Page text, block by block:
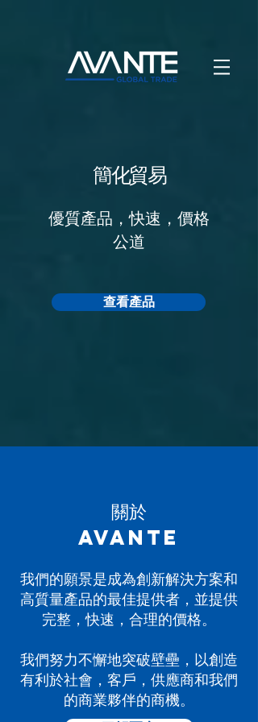
簡化貿易
優質產品，快速，價格
公道
查看產品
關於
​AVANTE
我們的願景是成為創新解決方案和
高質量產品的最佳提供者，並提供
完整，快速，合理的價格。
我們努力不懈地突破壁壘，以創造
有利於社會，客戶，供應商和我們
的商業夥伴的商機。